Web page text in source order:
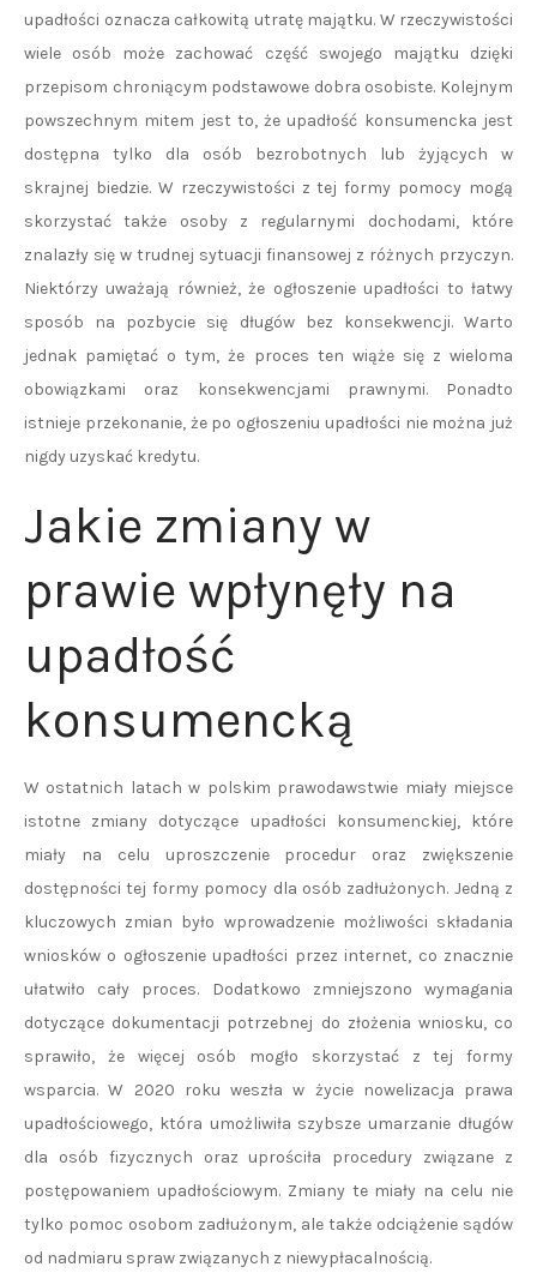
upadłości oznacza całkowitą utratę majątku. W rzeczywistości
wiele osób może zachować część swojego majątku dzięki
przepisom chroniącym podstawowe dobra osobiste. Kolejnym
powszechnym mitem jest to, że upadłość konsumencka jest
dostępna tylko dla osób bezrobotnych lub żyjących w
skrajnej biedzie. W rzeczywistości z tej formy pomocy mogą
skorzystać także osoby z regularnymi dochodami, które
znalazły się w trudnej sytuacji finansowej z różnych przyczyn.
Niektórzy uważają również, że ogłoszenie upadłości to łatwy
sposób na pozbycie się długów bez konsekwencji. Warto
jednak pamiętać o tym, że proces ten wiąże się z wieloma
obowiązkami oraz konsekwencjami prawnymi. Ponadto
istnieje przekonanie, że po ogłoszeniu upadłości nie można już
nigdy uzyskać kredytu.
Jakie zmiany w
prawie wpłynęły na
upadłość
konsumencką
W ostatnich latach w polskim prawodawstwie miały miejsce
istotne zmiany dotyczące upadłości konsumenckiej, które
miały na celu uproszczenie procedur oraz zwiększenie
dostępności tej formy pomocy dla osób zadłużonych. Jedną z
kluczowych zmian było wprowadzenie możliwości składania
wniosków o ogłoszenie upadłości przez internet, co znacznie
ułatwiło cały proces. Dodatkowo zmniejszono wymagania
dotyczące dokumentacji potrzebnej do złożenia wniosku, co
sprawiło, że więcej osób mogło skorzystać z tej formy
wsparcia. W 2020 roku weszła w życie nowelizacja prawa
upadłościowego, która umożliwiła szybsze umarzanie długów
dla osób fizycznych oraz uprościła procedury związane z
postępowaniem upadłościowym. Zmiany te miały na celu nie
tylko pomoc osobom zadłużonym, ale także odciążenie sądów
od nadmiaru spraw związanych z niewypłacalnością.